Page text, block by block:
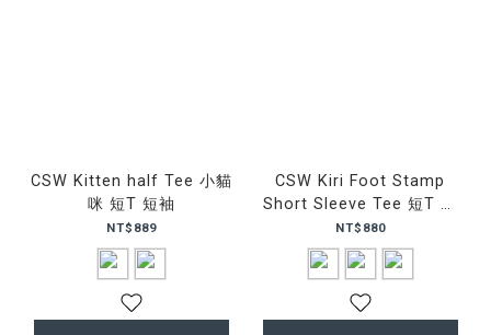
CSW Kitten half Tee 小貓
咪 短T 短袖
NT$889
CSW Kiri Foot Stamp
Short Sleeve Tee 短T 短
袖
NT$880